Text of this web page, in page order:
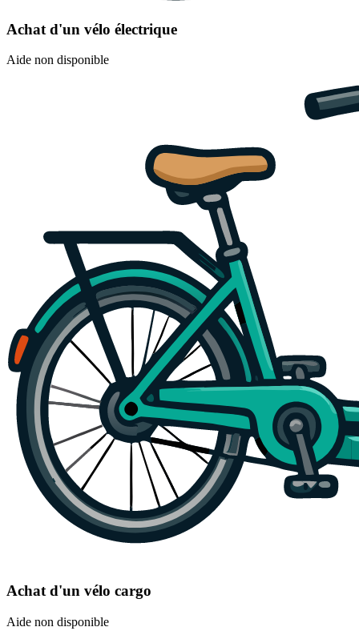
Achat d'un vélo électrique
Aide non disponible
Achat d'un vélo cargo
Aide non disponible